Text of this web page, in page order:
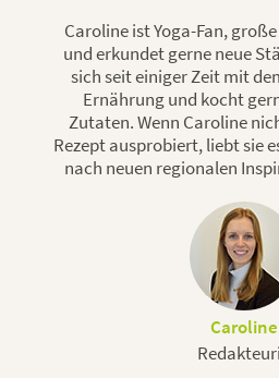
Caroline ist Yoga-Fan,
und erkundet gerne neue
sich seit einiger Zeit mit
Ernährung und kocht
Zutaten. Wenn Caroline
Rezept ausprobiert, liebt sie
nach neuen regionalen
Caroline